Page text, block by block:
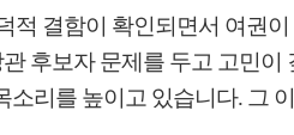
결함이 확인되면서 여권
후보자 문제를 두고 고민
리를 높이고 있습니다. 그